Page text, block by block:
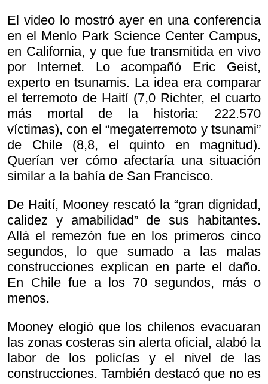
El video lo mostró ayer en una conferencia
en el Menlo Park Science Center Campus,
en California, y que fue transmitida en vivo
por Internet. Lo acompañó Eric Geist,
experto en tsunamis. La idea era comparar
el terremoto de Haití (7,0 Richter, el cuarto
más mortal de la historia: 222.570
víctimas), con el “megaterremoto y tsunami”
de Chile (8,8, el quinto en magnitud).
Querían ver cómo afectaría una situación
similar a la bahía de San Francisco.
De Haití, Mooney rescató la “gran dignidad,
calidez y amabilidad” de sus habitantes.
Allá el remezón fue en los primeros cinco
segundos, lo que sumado a las malas
construcciones explican en parte el daño.
En Chile fue a los 70 segundos, más o
menos.
Mooney elogió que los chilenos evacuaran
las zonas costeras sin alerta oficial, alabó la
labor de los policías y el nivel de las
construcciones. También destacó que no es